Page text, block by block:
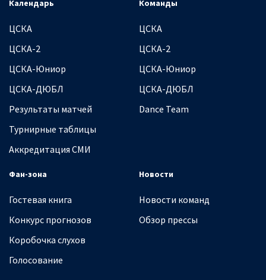
Календарь
ЦСКА
ЦСКА-2
ЦСКА-Юниор
ЦСКА-ДЮБЛ
Результаты матчей
Турнирные таблицы
Аккредитация СМИ
Команды
ЦСКА
ЦСКА-2
ЦСКА-Юниор
ЦСКА-ДЮБЛ
Dance Team
Фан-зона
Гостевая книга
Конкурс прогнозов
Коробочка слухов
Голосование
Новости
Новости команд
Обзор прессы